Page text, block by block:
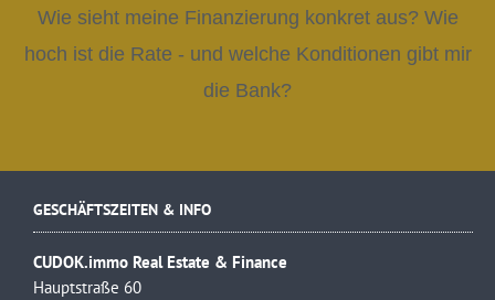
Wie sieht meine Finanzierung konkret aus? Wie
hoch ist die Rate - und welche Konditionen gibt mir
die Bank?
GESCHÄFTSZEITEN & INFO
CUDOK.immo Real Estate & Finance
Hauptstraße 60